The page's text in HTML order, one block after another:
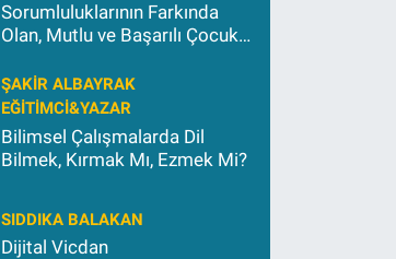
Sorumluluklarının Farkında
Olan, Mutlu ve Başarılı Çocuk
ŞAKIR ALBAYRAK
EĞITIMCI&YAZAR
Bilimsel Çalışmalarda Dil
Bilmek, Kırmak Mı, Ezmek Mi?
SIDDIKA BALAKAN
Dijital Vicdan